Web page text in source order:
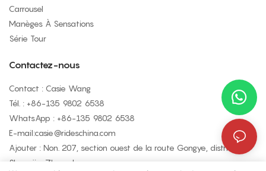
Carrousel
Manèges À Sensations
Série Tour
Contactez-nous
Contact : Casie Wang
Tél. : +86-135 9802 6538
WhatsApp : +86-135 9802 6538
E-mail:casie@rideschina.com
Ajouter : Non. 207, section ouest de la route Gongye, district de
Shangjie, Zhengzhou